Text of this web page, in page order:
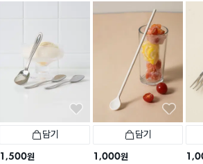
담기
1,500원
담기
1,000원